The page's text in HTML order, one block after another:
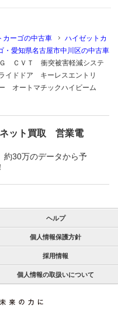
カーゴの中古車
ハイゼットカ
・愛知県名古屋市中川区の中古車
Ｇ ＣＶＴ 衝突被害軽減システ
ドドア キーレスエントリ
オートマチックハイビーム
ット買取 営業電
約30万のデータから予
ヘルプ
個人情報保護方針
採用情報
個人情報の取扱いについて